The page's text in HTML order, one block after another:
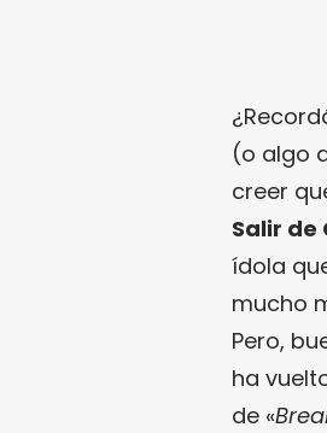
(o algo
creer
Salir de
ídola
mucho
Pero,
ha
de «